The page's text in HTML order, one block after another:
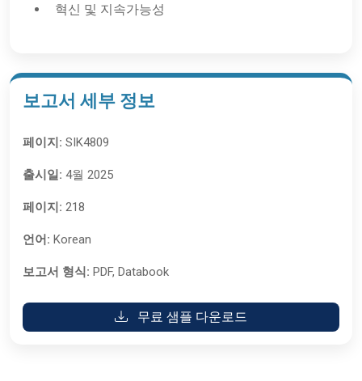
혁신 및 지속가능성
보고서 세부 정보
페이지: SIK4809
출시일: 4월 2025
페이지: 218
언어: Korean
보고서 형식: PDF, Databook
무료 샘플 다운로드